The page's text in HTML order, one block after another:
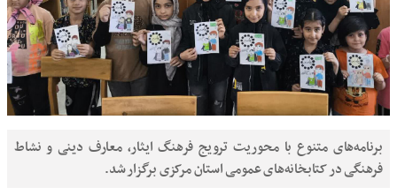
برنامه‌های متنوع با محوریت ترویج فرهنگ ایثار، معارف دینی و نشاط
فرهنگی در کتابخانه‌های عمومی استان مرکزی برگزار شد.